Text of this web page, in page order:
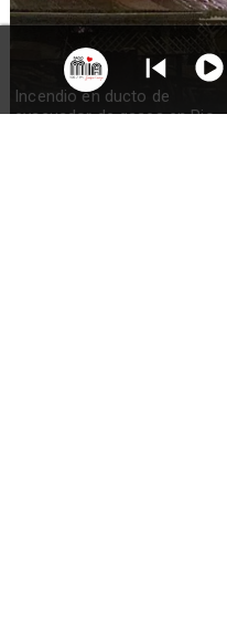
Incendio en ducto de
evacuador de gases en Rio